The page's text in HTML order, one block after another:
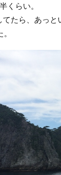
くらい。
たら、あっと